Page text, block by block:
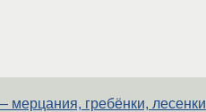
мерцания, гребёнки, лесенки